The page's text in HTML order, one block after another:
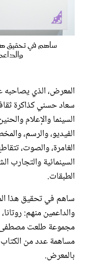
ساهم في تحقيق
المعرض، الذي يصاحبه
سعاد حسني كذاكرة
السينما والإعلام
الفيديو، والرسم،
الغامرة، والصوت،
السينمائية
الطبقات.
ساهم في تحقيق هذا
والداعمين منهم:
مجموعة طلعت مصطفى،
مساهمة عدد من
بالمعرض.